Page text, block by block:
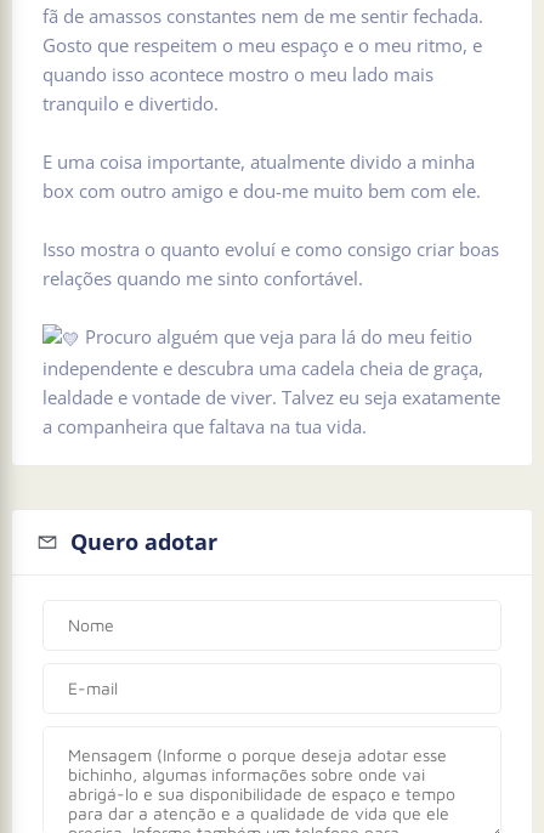
fã de amassos constantes nem de me sentir fechada.
Gosto que respeitem o meu espaço e o meu ritmo, e
quando isso acontece mostro o meu lado mais
tranquilo e divertido.
E uma coisa importante, atualmente divido a minha
box com outro amigo e dou-me muito bem com ele.
Isso mostra o quanto evoluí e como consigo criar boas
relações quando me sinto confortável.
Procuro alguém que veja para lá do meu feitio
independente e descubra uma cadela cheia de graça,
lealdade e vontade de viver. Talvez eu seja exatamente
a companheira que faltava na tua vida.
Quero adotar